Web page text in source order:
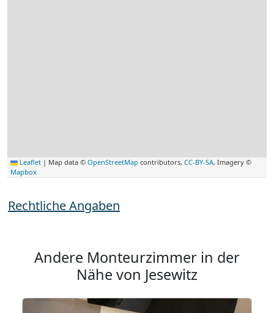
Leaflet | Map data © OpenStreetMap contributors, CC-BY-SA, Imagery ©
Mapbox
Rechtliche Angaben
Andere Monteurzimmer in der
Nähe von Jesewitz